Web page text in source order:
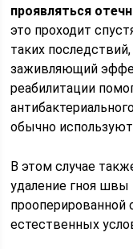
проявляться
это проходит
таких
заживляющий
реабилитации
обычно
В этом случае
удаление гноя швы
прооперированной
естественных